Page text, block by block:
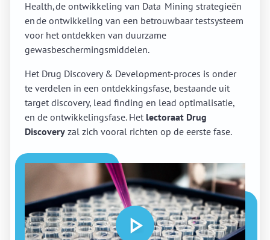
Health, de ontwikkeling van Data Mining strategieën
en de ontwikkeling van een betrouwbaar testsysteem
voor het ontdekken van duurzame
gewasbeschermingsmiddelen.
Het Drug Discovery & Development-proces is onder
te verdelen in een ontdekkingsfase, bestaande uit
target discovery, lead finding en lead optimalisatie,
en de ontwikkelingsfase. Het lectoraat Drug
Discovery zal zich vooral richten op de eerste fase.